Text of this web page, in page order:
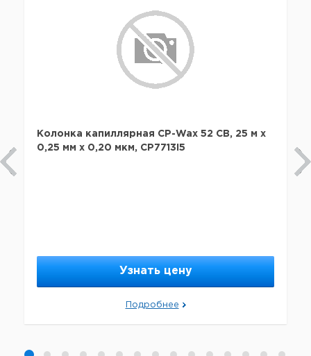
Колонка капиллярная CP-Wax 52 CB, 25 м x
0,25 мм х 0,20 мкм, CP7713I5
Узнать цену
Подробнее